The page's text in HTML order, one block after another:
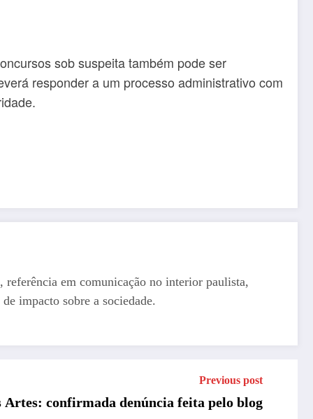
sob suspeita também pode ser
responder a um processo administrativo com
em comunicação no interior paulista,
impacto sobre a sociedade.
Previous post
Artes: confirmada denúncia feita pelo blog